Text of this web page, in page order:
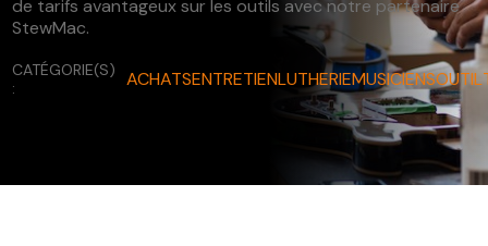
FR
de tarifs avantageux sur les outils avec notre partenaire
StewMac.
CATÉGORIE(S)
:
ACHATSENTRETIENLUTHERIEMUSICIENSOUTIL